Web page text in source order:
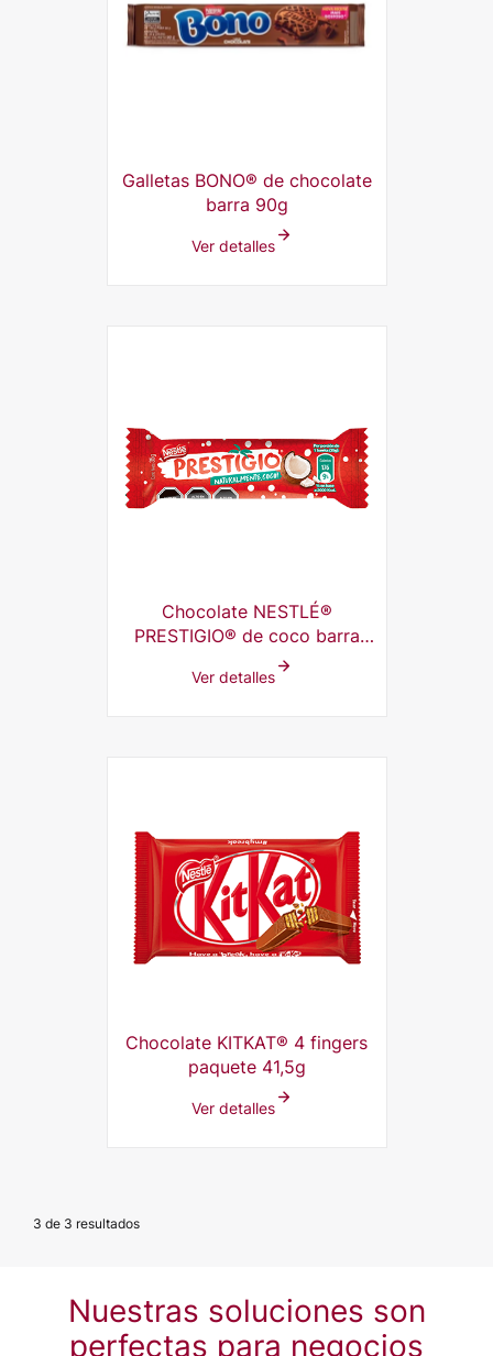
Galletas BONO® de chocolate
barra 90g
Ver detalles
Chocolate NESTLÉ®
PRESTIGIO® de coco barra
Ver detalles
Chocolate KITKAT® 4 fingers
paquete 41,5g
Ver detalles
3 de 3 resultados
Nuestras soluciones son
perfectas para negocios